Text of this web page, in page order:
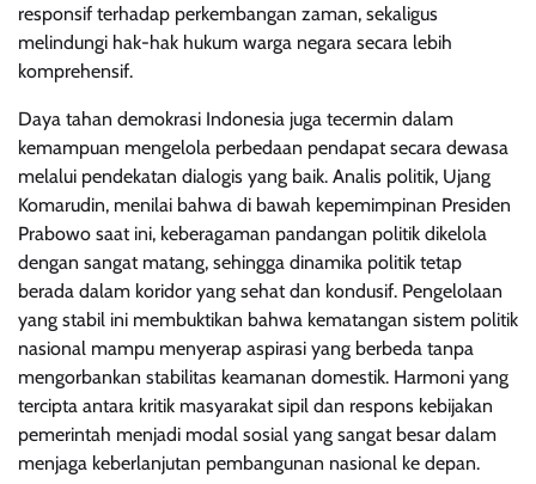
responsif terhadap perkembangan zaman, sekaligus
melindungi hak-hak hukum warga negara secara lebih
komprehensif.
Daya tahan demokrasi Indonesia juga tecermin dalam
kemampuan mengelola perbedaan pendapat secara dewasa
melalui pendekatan dialogis yang baik. Analis politik, Ujang
Komarudin, menilai bahwa di bawah kepemimpinan Presiden
Prabowo saat ini, keberagaman pandangan politik dikelola
dengan sangat matang, sehingga dinamika politik tetap
berada dalam koridor yang sehat dan kondusif. Pengelolaan
yang stabil ini membuktikan bahwa kematangan sistem politik
nasional mampu menyerap aspirasi yang berbeda tanpa
mengorbankan stabilitas keamanan domestik. Harmoni yang
tercipta antara kritik masyarakat sipil dan respons kebijakan
pemerintah menjadi modal sosial yang sangat besar dalam
menjaga keberlanjutan pembangunan nasional ke depan.